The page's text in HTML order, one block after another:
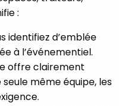
:
identifiez d’emblée
à l’événementiel.
offre clairement
même équipe, les